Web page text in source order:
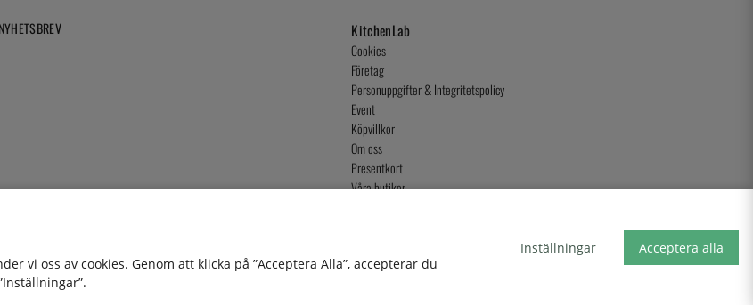
NYHETSBREV KitchenLab
Cookies
Företag
Personuppgifter & Integritetspolicy
Event
Köpvillkor
Om oss
Presentkort
Våra butiker
vi oss av cookies. Genom att klicka på ”Acceptera Alla”, accepterar du
Inställningar Acceptera alla